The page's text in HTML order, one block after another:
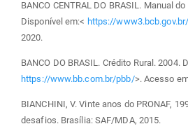
BANCO CENTRAL DO BRASIL. Manual
Disponível em:< https://
2020.
BANCO DO BRASIL. Crédito Rural. 2004.
https://www.bb.com.br/pbb/>. Acesso
BIANCHINI, V. Vinte anos do PRONAF,
desafios. Brasília: SAF/MDA, 2015.